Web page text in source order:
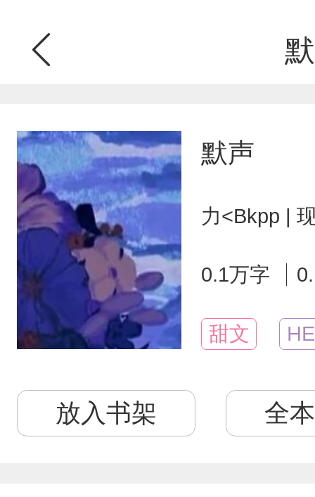
默声
力<Bkpp |
0.1万字
甜文 HE
放入书架 全